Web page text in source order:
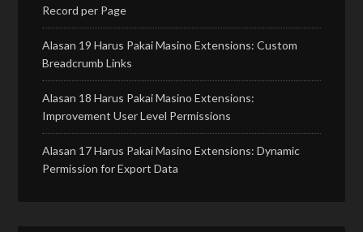
Record per Page
Alasan 19 Harus Pakai Masino Extensions: Custom
Breadcrumb Links
Alasan 18 Harus Pakai Masino Extensions:
Improvement User Level Permissions
Alasan 17 Harus Pakai Masino Extensions: Dynamic
Permission for Export Data